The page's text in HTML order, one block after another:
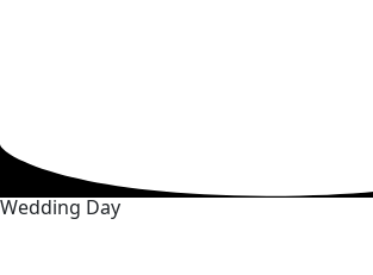
Wedding Day